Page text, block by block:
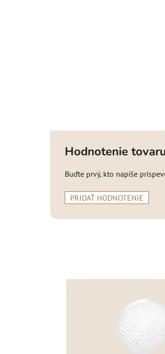
Hodnotenie
Buďte prvý, kto napíše
PRIDAŤ HODNOTENIE